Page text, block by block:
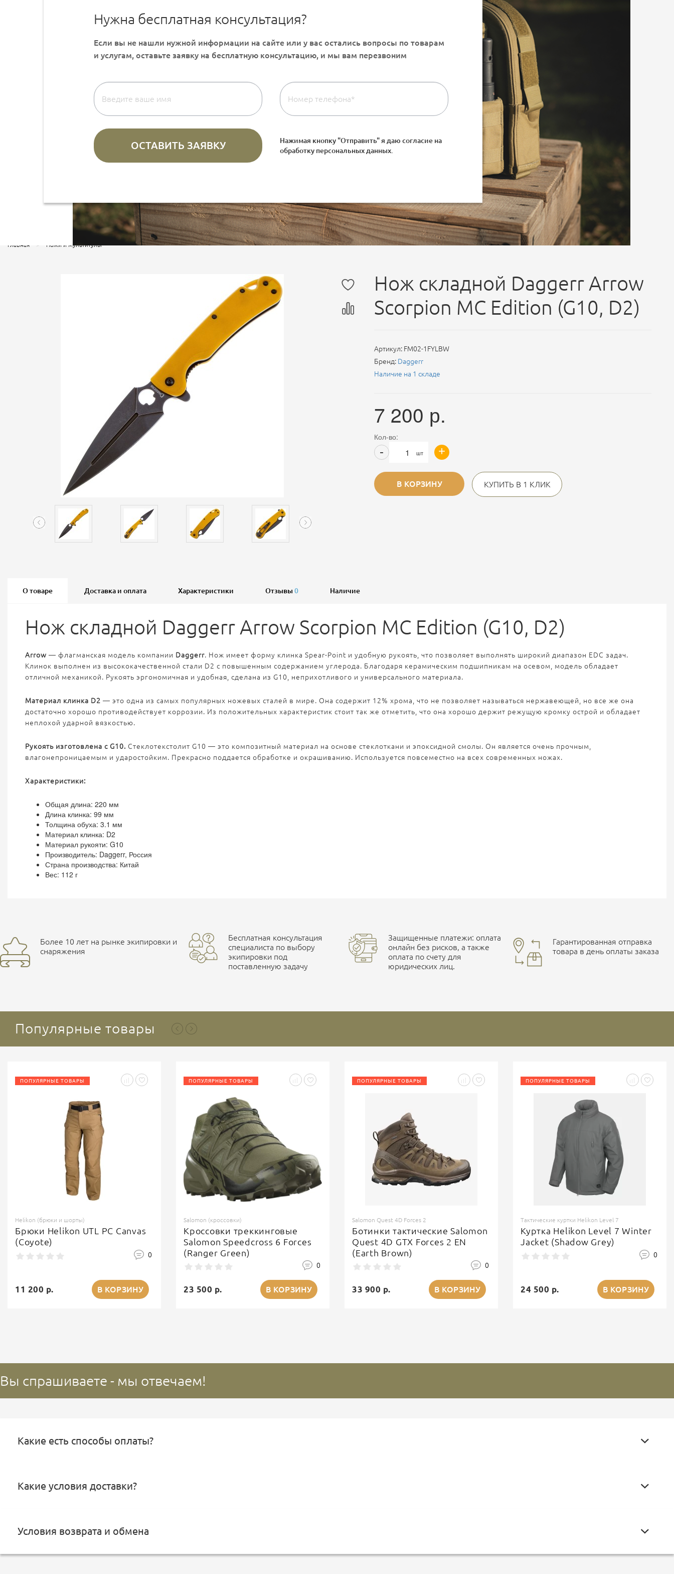
Нужна бесплатная консультация?
Нажимая кнопку "Отправить" я даю согласие на
обработку персональных данных
Главная Ножи и мультитулы
Нож складной Daggerr Arrow
Scorpion MC Edition (G10, D2)
Артикул: FM02-1FYLBW
Бренд: Daggerr
Наличие на 1 складе
7 200 р.
Кол-во:
шт +
-
В КОРЗИНУ КУПИТЬ В 1 КЛИК
О товаре Доставка и оплата Характеристики Отзывы 0 Наличие
Нож складной Daggerr Arrow Scorpion MC Edition (G10, D2)
Arrow — флагманская модель компании Daggerr. Нож имеет форму клинка Spear-Point и удобную рукоять, что позволяет выполнять широкий диапазон EDC задач.
Клинок выполнен из высококачественной стали D2 с повышенным содержанием углерода. Благодаря керамическим подшипникам на осевом, модель обладает
отличной механикой. Рукоять эргономичная и удобная, сделана из G10, неприхотливого и универсального материала.
Материал клинка D2 — это одна из самых популярных ножевых сталей в мире. Она содержит 12% хрома, что не позволяет называться нержавеющей, но все же она
достаточно хорошо противодействует коррозии. Из положительных характеристик стоит так же отметить, что она хорошо держит режущую кромку острой и обладает
неплохой ударной вязкостью.
Рукоять изготовлена с G10. Стеклотекстолит G10 — это композитный материал на основе стеклоткани и эпоксидной смолы. Он является очень прочным,
влагонепроницаемым и ударостойким. Прекрасно поддается обработке и окрашиванию. Используется повсеместно на всех современных ножах.
Характеристики:
Общая длина: 220 мм
Длина клинка: 99 мм
Толщина обуха: 3.1 мм
Материал клинка: D2
Материал рукояти: G10
Производитель: Daggerr, Россия
Страна производства: Китай
Вес: 112 г
Более 10 лет на рынке экипировки и
снаряжения
Бесплатная консультация
специалиста по выбору
экипировки под
поставленную задачу
Защищенные платежи: оплата
онлайн без рисков, а также
оплата по счету для
юридических лиц.
Гарантированная отправка
товара в день оплаты заказа
Популярные товары
ПОПУЛЯРНЫЕ ТОВАРЫ
Helikon (брюки и шорты)
Брюки Helikon UTL PC Canvas
(Coyote)
0
11 200 р. В КОРЗИНУ
ПОПУЛЯРНЫЕ ТОВАРЫ
Salomon (кроссовки)
Кроссовки треккинговые
Salomon Speedcross 6 Forces
(Ranger Green)
0
23 500 р. В КОРЗИНУ
ПОПУЛЯРНЫЕ ТОВАРЫ
Salomon Quest 4D Forces 2
Ботинки тактические Salomon
Quest 4D GTX Forces 2 EN
(Earth Brown)
0
33 900 р. В КОРЗИНУ
ПОПУЛЯРНЫЕ ТОВАРЫ
Тактические куртки Helikon Level 7
Куртка Helikon Level 7 Winter
Jacket (Shadow Grey)
0
24 500 р. В КОРЗИНУ
Вы спрашиваете - мы отвечаем!
Какие есть способы оплаты?
Какие условия доставки?
Условия возврата и обмена